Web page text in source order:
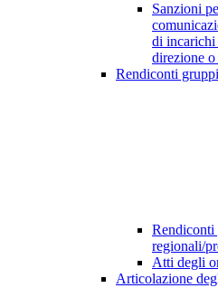
Sanzioni
di
direzione
Rendiconti
Rendiconti
regionali/
Atti degli
Articolazione